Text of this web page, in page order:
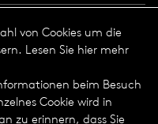
von Cookies um die
Lesen Sie hier mehr
beim Besuch
Cookie wird in
zu erinnern, dass Sie